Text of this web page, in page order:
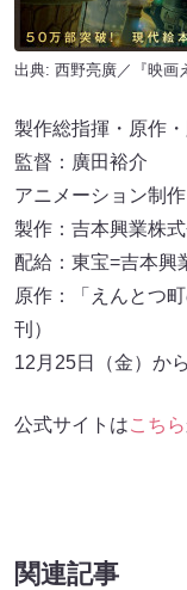
出典: 西野亮廣／『映画
製作総指揮・原作
監督：廣田裕介
アニメーション制
製作：吉本興業株
配給：東宝=吉本興
原作：「えんとつ
刊）
12月25日（金）か
公式サイトはこちら
関連記事